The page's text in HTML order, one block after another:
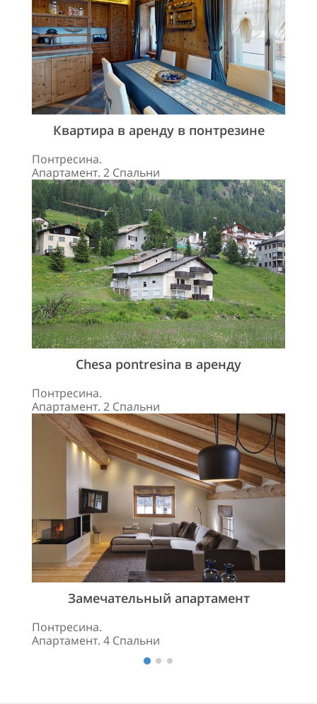
Квартира в аренду в понтрезине
Понтресина.
Апартамент. 2 Спальни
Chesa pontresina в аренду
Понтресина.
Апартамент. 2 Спальни
Замечательный апартамент
Понтресина.
Апартамент. 4 Спальни